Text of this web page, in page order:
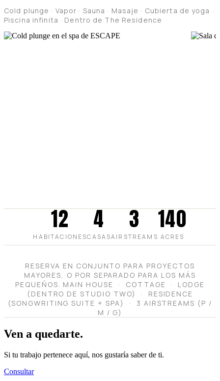
Cold plunge · Vapor · Sauna · Masaje · Cubierta de yoga ·
Piscina infinita · Dentro de The Residence
12
HABITACIONES
4
CASAS
3
AIRSTREAMS
140
ACRES
RESERVA EN CONJUNTO PARA PROYECTOS
MAYORES, O POR SEPARADO PARA LOS MÁS
PEQUEÑOS. MAIN HOUSE · COTTAGE · LODGE
(DENTRO DE STUDIO TWO) · RESIDENCE
(SONGWRITING SUITE + SPA) · 3 AIRSTREAMS (P /
M / G)
Ven a quedarte.
Si tu trabajo pertenece aquí, nos gustaría saber de ti.
Consultar